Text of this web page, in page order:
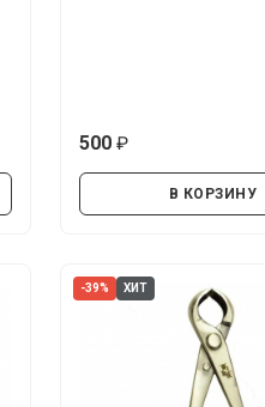
500
В КОРЗИНУ
-39% ХИТ